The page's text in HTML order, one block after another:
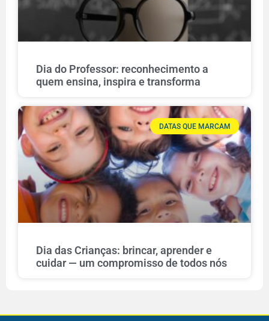
Dia do Professor: reconhecimento a
quem ensina, inspira e transforma
DATAS QUE MARCAM
Dia das Crianças: brincar, aprender e
cuidar — um compromisso de todos nós